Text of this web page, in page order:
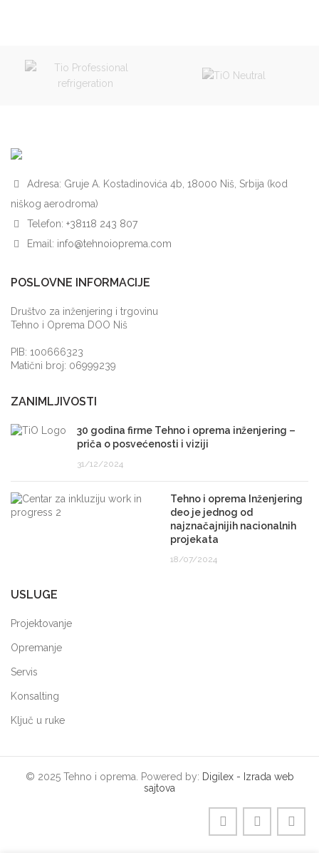
Adresa: Gruje A. Kostadinovića 4b, 18000 Niš, Srbija (kod
niškog aerodroma)
Telefon: +38118 243 807
Email: info@tehnoioprema.com
POSLOVNE INFORMACIJE
Društvo za inženjering i trgovinu
Tehno i Oprema DOO Niš
PIB: 100666323
Matični broj: 06999239
ZANIMLJIVOSTI
30 godina firme Tehno i oprema inženjering –
priča o posvećenosti i viziji
31/12/2024
Tehno i oprema Inženjering
deo je jednog od
najznačajnijih nacionalnih
projekata
18/07/2024
USLUGE
Projektovanje
Opremanje
Servis
Konsalting
Ključ u ruke
© 2025 Tehno i oprema. Powered by: Digilex - Izrada web
sajtova